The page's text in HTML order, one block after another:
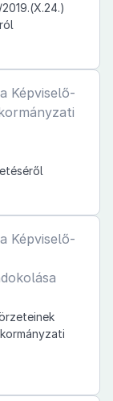
Képviselő-
Képviselő-